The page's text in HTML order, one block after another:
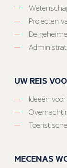
Projecten
De
UW REIS
Ideeën
MECENAS